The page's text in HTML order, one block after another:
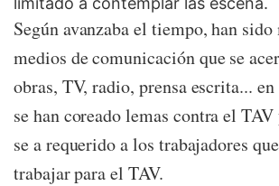
Según avanzaba el tiempo, han
medios de comunicación que se
obras, TV, radio, prensa escrita...
se han coreado lemas contra el TAV
se a requerido a los trabajadores
trabajar para el TAV.